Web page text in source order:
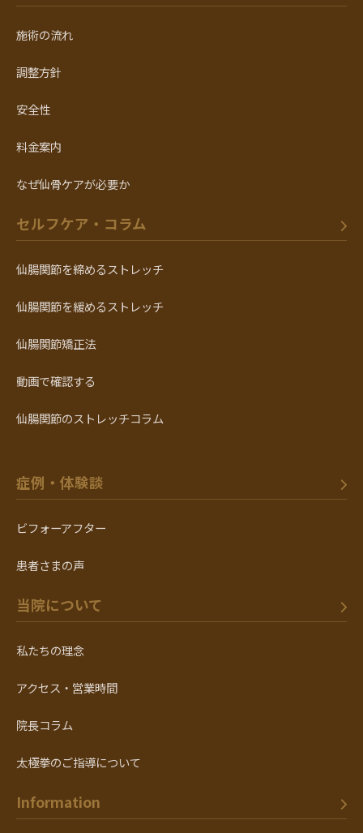
施術の流れ
調整方針
安全性
料金案内
なぜ仙骨ケアが必要か
セルフケア・コラム
仙腸関節を締めるストレッチ
仙腸関節を緩めるストレッチ
仙腸関節矯正法
動画で確認する
仙腸関節のストレッチコラム
症例・体験談
ビフォーアフター
患者さまの声
当院について
私たちの理念
アクセス・営業時間
院長コラム
太極拳のご指導について
Information